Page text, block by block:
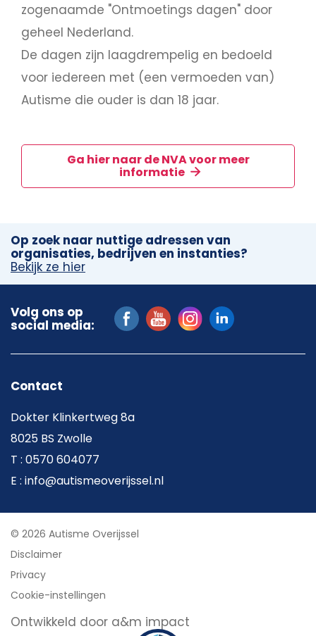
zogenaamde "Ontmoetings dagen" door
geheel Nederland.
De dagen zijn laagdrempelig en bedoeld
voor iedereen met (een vermoeden van)
Autisme die ouder is dan 18 jaar.
Ga hier naar de NVA voor meer
informatie
Op zoek naar nuttige adressen van
organisaties, bedrijven en instanties?
Bekijk ze hier
Volg ons op
social media:
Contact
Dokter Klinkertweg 8a
8025 BS Zwolle
T : 0570 604077
E : info@autismeoverijssel.nl
© 2026 Autisme Overijssel
Disclaimer
Privacy
Cookie-instellingen
Ontwikkeld door a&m impact